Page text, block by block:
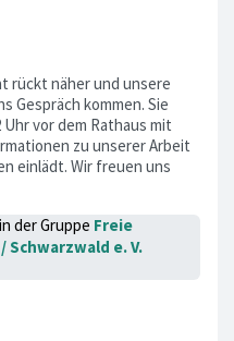
rückt näher und unsere
Gespräch kommen. Sie
vor dem Rathaus mit
zu unserer Arbeit
einlädt. Wir freuen uns
der Gruppe Freie
Schwarzwald e. V.